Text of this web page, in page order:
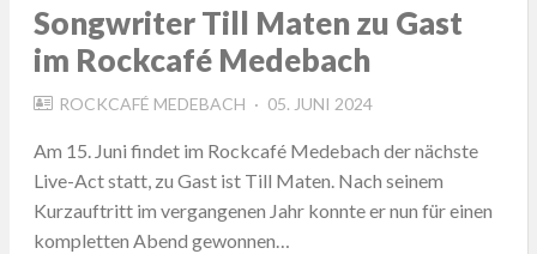
Songwriter Till Maten zu Gast
im Rockcafé Medebach
ROCKCAFÉ MEDEBACH
POSTED
05. JUNI 2024
Am 15. Juni findet im Rockcafé Medebach der nächste
Live-Act statt, zu Gast ist Till Maten. Nach seinem
Kurzauftritt im vergangenen Jahr konnte er nun für einen
kompletten Abend gewonnen…